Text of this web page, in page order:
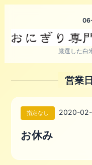
厳選した白
営業
指定なし 2020-02-
お休み